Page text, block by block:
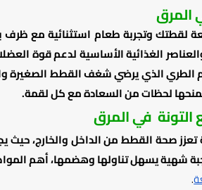
المرق
وتجربة طعام استثنائية مع ظرف
الغذائية الأساسية لدعم قوة
الطري الذي يرضي شغف القطط الصغيرة
لحظات من السعادة مع كل لقمة.
في المرق
تعزز صحة القطط من الداخل والخارج، حيث
شهية يسهل تناولها وهضمها، أهم
.